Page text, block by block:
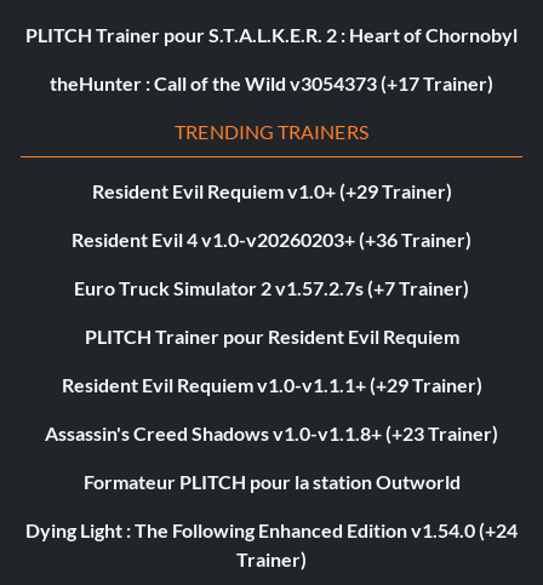
PLITCH Trainer pour S.T.A.L.K.E.R. 2 : Heart of Chornobyl
theHunter : Call of the Wild v3054373 (+17 Trainer)
TRENDING TRAINERS
Resident Evil Requiem v1.0+ (+29 Trainer)
Resident Evil 4 v1.0-v20260203+ (+36 Trainer)
Euro Truck Simulator 2 v1.57.2.7s (+7 Trainer)
PLITCH Trainer pour Resident Evil Requiem
Resident Evil Requiem v1.0-v1.1.1+ (+29 Trainer)
Assassin's Creed Shadows v1.0-v1.1.8+ (+23 Trainer)
Formateur PLITCH pour la station Outworld
Dying Light : The Following Enhanced Edition v1.54.0 (+24
Trainer)